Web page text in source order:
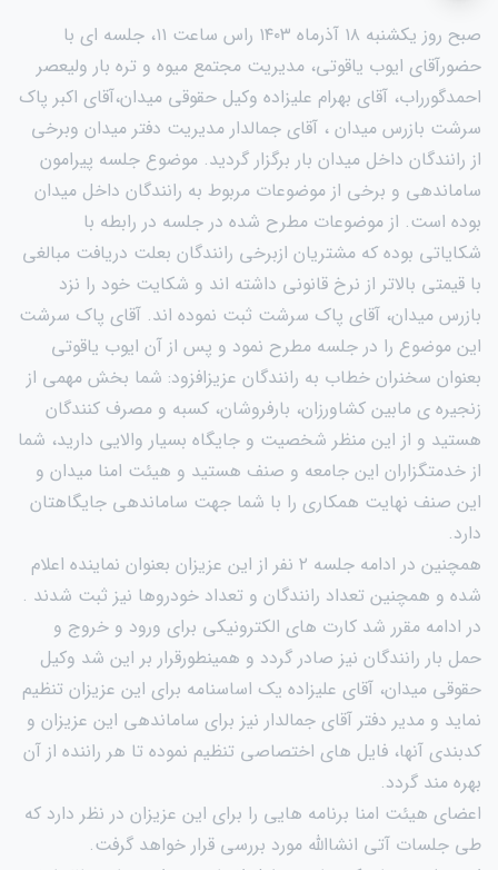
صبح روز یکشنبه ۱۸ آذرماه ۱۴۰۳ راس ساعت ۱۱، جلسه ای با
حضورآقای ایوب یاقوتی، مدیریت مجتمع میوه و تره بار ولیعصر
احمدگورراب، آقای بهرام علیزاده وکیل حقوقی میدان،آقای اکبر پاک
سرشت بازرس میدان ، آقای جمالدار مدیریت دفتر میدان وبرخی
از رانندگان داخل میدان بار برگزار گردید. موضوع جلسه پیرامون
ساماندهی و برخی از موضوعات مربوط به رانندگان داخل میدان
بوده است. از موضوعات مطرح شده در جلسه در رابطه با
شکایاتی بوده که مشتریان ازبرخی رانندگان بعلت دریافت مبالغی
با قیمتی بالاتر از نرخ قانونی داشته اند و شکایت خود را نزد
بازرس میدان، آقای پاک سرشت ثبت نموده اند. آقای پاک سرشت
این موضوع را در جلسه مطرح نمود و پس از آن ایوب یاقوتی
بعنوان سخنران خطاب به رانندگان عزیزافزود: شما بخش مهمی از
زنجیره ی مابین کشاورزان، بارفروشان، کسبه و مصرف کنندگان
هستید و از این منظر شخصیت و جایگاه بسیار والایی دارید، شما
از خدمتگزاران این جامعه و صنف هستید و هیئت امنا میدان و
این صنف نهایت همکاری را با شما جهت ساماندهی جایگاهتان
دارد.
همچنین در ادامه جلسه ۲ نفر از این عزیزان بعنوان نماینده اعلام
شده و همچنین تعداد رانندگان و تعداد خودروها نیز ثبت شدند .
در ادامه مقرر شد کارت های الکترونیکی برای ورود و خروج و
حمل بار رانندگان نیز صادر گردد و همینطورقرار بر این شد وکیل
حقوقی میدان، آقای علیزاده یک اساسنامه برای این عزیزان تنظیم
نماید و مدیر دفتر آقای جمالدار نیز برای ساماندهی این عزیزان و
کدبندی آنها، فایل های اختصاصی تنظیم نموده تا هر راننده از آن
بهره مند گردد.
اعضای هیئت امنا برنامه هایی را برای این عزیزان در نظر دارد که
طی جلسات آتی انشاالله مورد بررسی قرار خواهد گرفت.